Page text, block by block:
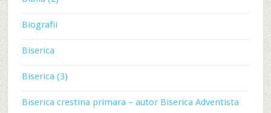
Biografii
Biserica
Biserica (3)
Biserica crestina primara – autor Biserica Adventista